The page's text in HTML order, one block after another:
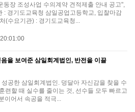
장 조성사업 수의계약 견적제출 안내 공고",
: 경기도교육청 삼일공업고등학교, 입찰마감
(수요기관) : 경기도교육청...
을 보여준 삼일회계법인, 반전을 이끌
공한 삼일회계법인. 덩달아 자신감을 찾을 수
련할 때 실수를 줄이는 것, 선수들 모두 빠르고
이어서 속공을 적극...